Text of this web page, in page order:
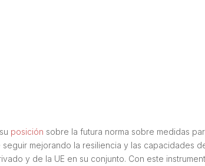
posición sobre la futura norma sobre medidas
mejorando la resiliencia y las capacidades
y de la UE en su conjunto. Con este